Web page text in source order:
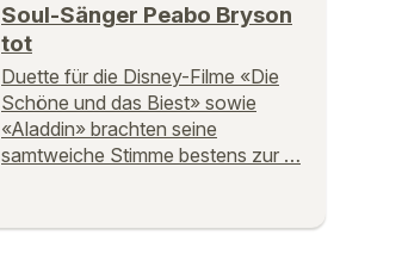
Soul-Sänger Peabo Bryson
tot
Duette für die Disney-Filme «Die
Schöne und das Biest» sowie
«Aladdin» brachten seine
samtweiche Stimme bestens zur …